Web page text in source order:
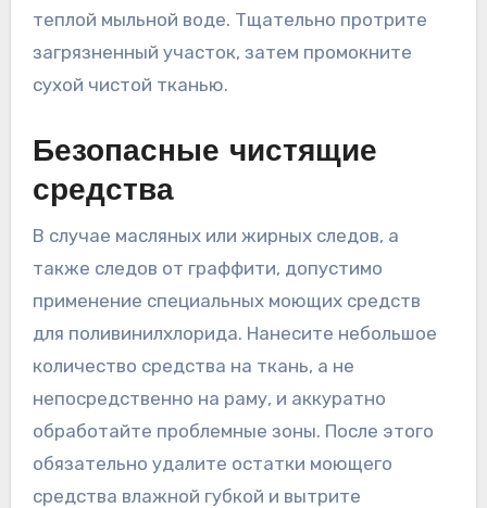
теплой мыльной воде. Тщательно протрите
загрязненный участок, затем промокните
сухой чистой тканью.
Безопасные чистящие
средства
В случае масляных или жирных следов, а
также следов от граффити, допустимо
применение специальных моющих средств
для поливинилхлорида. Нанесите небольшое
количество средства на ткань, а не
непосредственно на раму, и аккуратно
обработайте проблемные зоны. После этого
обязательно удалите остатки моющего
средства влажной губкой и вытрите